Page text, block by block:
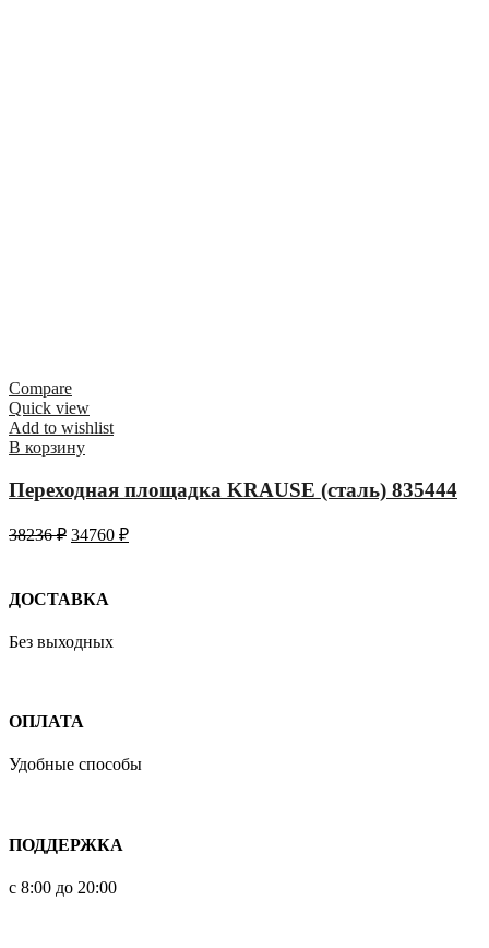
Compare
Quick view
Add to wishlist
В корзину
Переходная площадка KRAUSE (сталь) 835444
38236₽ 34760 ₽
ДОСТАВКА
Без выходных
ОПЛАТА
Удобные способы
ПОДДЕРЖКА
с 8:00 до 20:00